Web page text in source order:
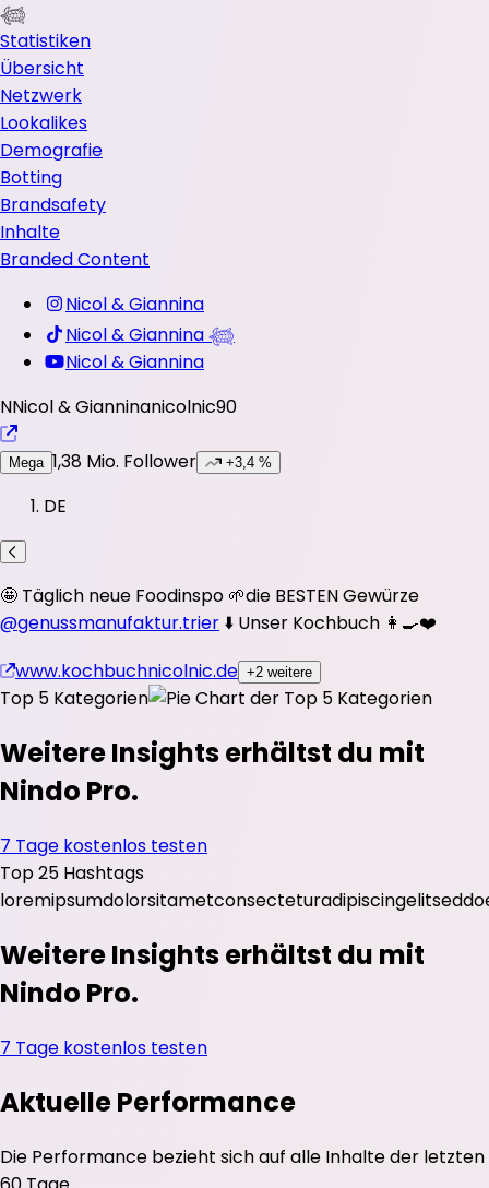
𓆉
Statistiken
Übersicht
Netzwerk
Lookalikes
Demografie
Botting
Brandsafety
Inhalte
Branded Content
Nicol & Giannina
Nicol & Giannina 𓆉
Nicol & Giannina
NNicol & Gianninanicolnic90
Mega 1,38 Mio. Follower +3,4 %
DE
🤩 Täglich neue Foodinspo 🌱die BESTEN Gewürze
@genussmanufaktur.trier ⬇️ Unser Kochbuch 👩‍🍳❤️
www.kochbuchnicolnic.de +2 weitere
Top 5 Kategorien
Weitere Insights erhältst du mit
Nindo Pro.
7 Tage kostenlos testen
Top 25 Hashtags
loremipsumdolorsitametconsecteturadipiscingelitseddo
Weitere Insights erhältst du mit
Nindo Pro.
7 Tage kostenlos testen
Aktuelle Performance
Die Performance bezieht sich auf alle Inhalte der letzten